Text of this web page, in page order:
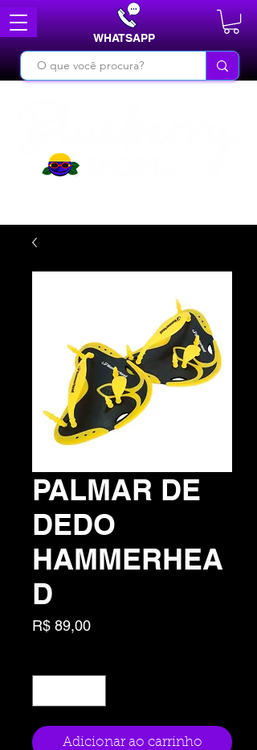
WHATSAPP
PALMAR DE
DEDO
HAMMERHEA
D
R$ 89,00Preço
Adicionar ao carrinho